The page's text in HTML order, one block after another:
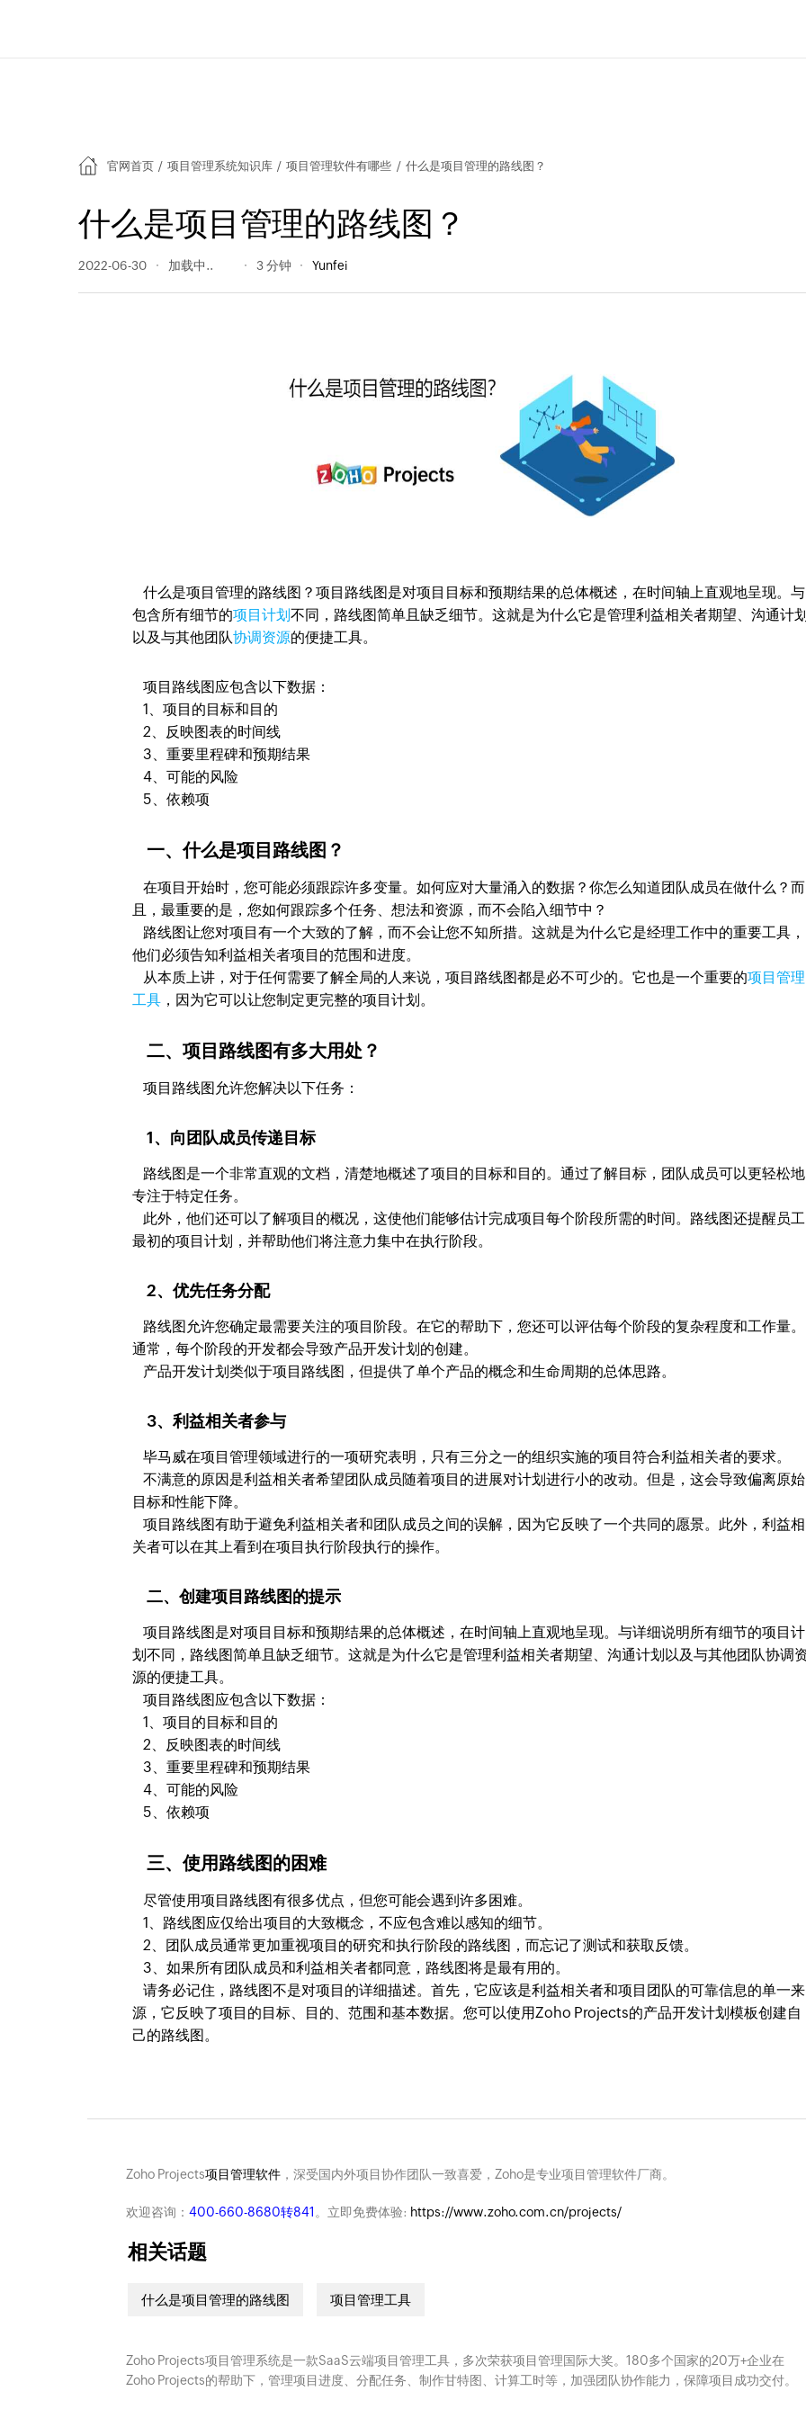
官网首页 / 项目管理系统知识库 / 项目管理软件有哪些 / 什么是项目管理的路线图？
什么是项目管理的路线图？
2022-06-30 1724 阅读量 3 分钟 Yunfei
什么是项目管理的路线图？项目路线图是对项目目标和预期结果的总体概述，在时间轴上直观地呈现。与
包含所有细节的项目计划不同，路线图简单且缺乏细节。这就是为什么它是管理利益相关者期望、沟通计
以及与其他团队协调资源的便捷工具。
项目路线图应包含以下数据：
1、项目的目标和目的
2、反映图表的时间线
3、重要里程碑和预期结果
4、可能的风险
5、依赖项
一、什么是项目路线图？
在项目开始时，您可能必须跟踪许多变量。如何应对大量涌入的数据？你怎么知道团队成员在做什么？而
且，最重要的是，您如何跟踪多个任务、想法和资源，而不会陷入细节中？
路线图让您对项目有一个大致的了解，而不会让您不知所措。这就是为什么它是经理工作中的重要工具，
他们必须告知利益相关者项目的范围和进度。
从本质上讲，对于任何需要了解全局的人来说，项目路线图都是必不可少的。它也是一个重要的项目管理
工具 ，因为它可以让您制定更完整的项目计划。
二、项目路线图有多大用处？
项目路线图允许您解决以下任务：
1、向团队成员传递目标
路线图是一个非常直观的文档，清楚地概述了项目的目标和目的。通过了解目标，团队成员可以更轻松地
专注于特定任务。
此外，他们还可以了解项目的概况，这使他们能够估计完成项目每个阶段所需的时间。路线图还提醒员工
最初的项目计划，并帮助他们将注意力集中在执行阶段。
2、优先任务分配
路线图允许您确定最需要关注的项目阶段。在它的帮助下，您还可以评估每个阶段的复杂程度和工作量。
通常，每个阶段的开发都会导致产品开发计划的创建。
产品开发计划类似于项目路线图，但提供了单个产品的概念和生命周期的总体思路。
3、利益相关者参与
毕马威在项目管理领域进行的一项研究表明，只有三分之一的组织实施的项目符合利益相关者的要求。
不满意的原因是利益相关者希望团队成员随着项目的进展对计划进行小的改动。但是，这会导致偏离原始
目标和性能下降。
项目路线图有助于避免利益相关者和团队成员之间的误解，因为它反映了一个共同的愿景。此外，利益相
关者可以在其上看到在项目执行阶段执行的操作。
二、创建项目路线图的提示
项目路线图是对项目目标和预期结果的总体概述，在时间轴上直观地呈现。与详细说明所有细节的项目计
划不同，路线图简单且缺乏细节。这就是为什么它是管理利益相关者期望、沟通计划以及与其他团队协调
源的便捷工具。
项目路线图应包含以下数据：
1、项目的目标和目的
2、反映图表的时间线
3、重要里程碑和预期结果
4、可能的风险
5、依赖项
三、使用路线图的困难
尽管使用项目路线图有很多优点，但您可能会遇到许多困难。
1、路线图应仅给出项目的大致概念，不应包含难以感知的细节。
2、团队成员通常更加重视项目的研究和执行阶段的路线图，而忘记了测试和获取反馈。
3、如果所有团队成员和利益相关者都同意，路线图将是最有用的。
请务必记住，路线图不是对项目的详细描述。首先，它应该是利益相关者和项目团队的可靠信息的单一来
源，它反映了项目的目标、目的、范围和基本数据。您可以使用Zoho Projects的产品开发计划模板创建自
己的路线图。
Zoho Projects项目管理软件，深受国内外项目协作团队一致喜爱，Zoho是专业项目管理软件厂商。
欢迎咨询： 400-660-8680转841 。立即免费体验: https://www.zoho.com.cn/projects/
相关话题
什么是项目管理的路线图 项目管理工具
Zoho Projects项目管理系统是一款SaaS云端项目管理工具，多次荣获项目管理国际大奖。180多个国家的20万+企业在
Zoho Projects的帮助下，管理项目进度、分配任务、制作甘特图、计算工时等，加强团队协作能力，保障项目成功交付。